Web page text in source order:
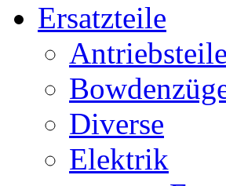
Ersatzteile
Antriebsteile
Diverse
Elektrik